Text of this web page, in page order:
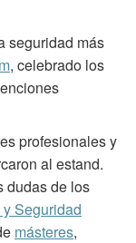
seguridad más
, celebrado los
profesionales y
al estand.
dudas de los
Seguridad
másteres,